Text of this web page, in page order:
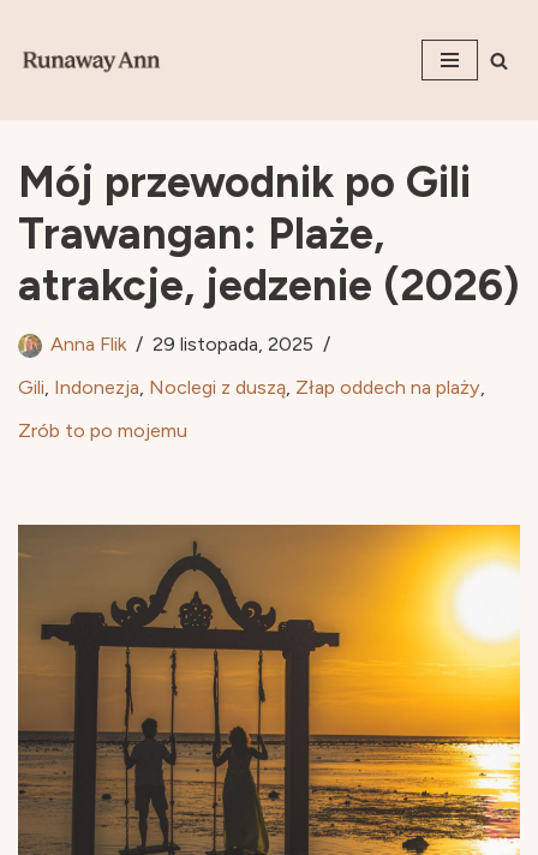
Przejdź
Mój przewodnik po Gili
Trawangan: Plaże,
atrakcje, jedzenie (2026)
Anna Flik
29 listopada, 2025
Gili, Indonezja, Noclegi z duszą, Złap oddech na plaży,
Zrób to po mojemu